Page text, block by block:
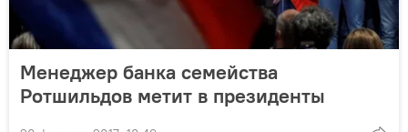
Менеджер банка семейства
Ротшильдов метит в президенты